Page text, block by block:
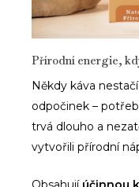
Přírodní energie,
Někdy káva
odpočinek –
trvá dlouho a
vytvořili přírodní